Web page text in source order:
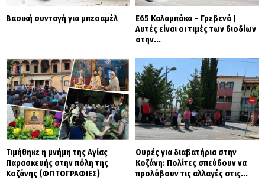
Βασική συνταγή για μπεσαμέλ
Ε65 Καλαμπάκα – Γρεβενά |
Αυτές είναι οι τιμές των διοδίων
στην...
Τιμήθηκε η μνήμη της Αγίας
Παρασκευής στην πόλη της
Κοζάνης (ΦΩΤΟΓΡΑΦΙΕΣ)
Ουρές για διαβατήρια στην
Κοζάνη: Πολίτες σπεύδουν να
προλάβουν τις αλλαγές στις...